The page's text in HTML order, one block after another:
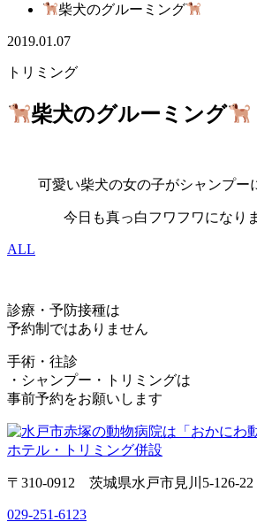
柴犬のグルーミング
2019.01.07
トリミング
柴犬のグルーミング
可愛い柴犬の女の子がシャンプー
今日も真っ白フワフワになり
ALL
診療・予防接種は
予約制ではありません
手術・往診
・シャンプー・トリミングは
事前予約をお願いします
〒310-0912 茨城県水戸市見川5-126-22
029-251-6123